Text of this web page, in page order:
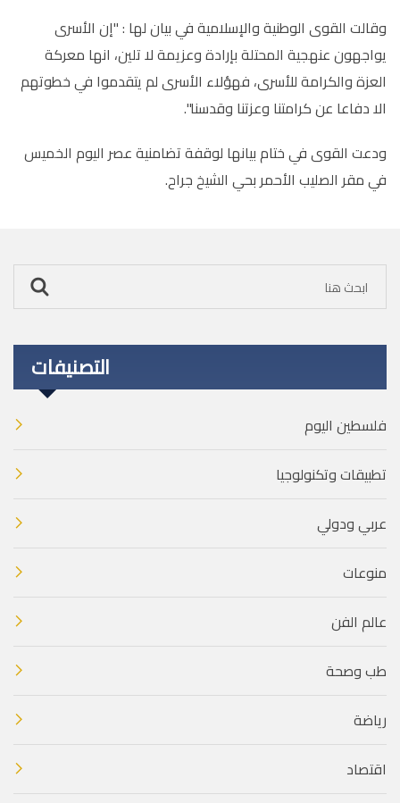
وقالت القوى الوطنية والإسلامية في بيان لها : "إن الأسرى
يواجهون عنهجية المحتلة بإرادة وعزيمة لا تلين، انها معركة
العزة والكرامة للأسرى، فهؤلاء الأسرى لم يتقدموا في خطوتهم
الا دفاعا عن كرامتنا وعزتنا وقدسنا".
ودعت القوى في ختام بيانها لوقفة تضامنية عصر اليوم الخميس
في مقر الصليب الأحمر بحي الشيخ جراح.
التصنيفات
فلسطين اليوم
تطبيقات وتكنولوجيا
عربي ودولي
منوعات
عالم الفن
طب وصحة
رياضة
اقتصاد